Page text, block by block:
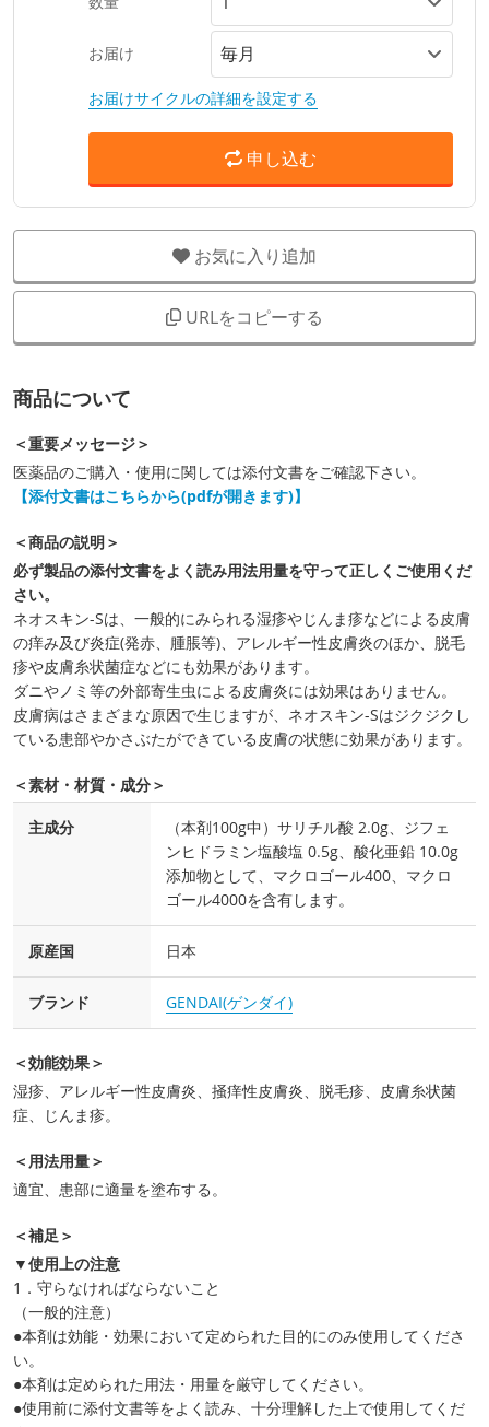
お届け
お届けサイクルの詳細を設定する
申し込む
お気に入り追加
URLをコピーする
商品について
＜重要メッセージ＞
医薬品のご購入・使用に関しては添付文書をご確認下さい。
【添付文書はこちらから(pdfが開きます)】
＜商品の説明＞
必ず製品の添付文書をよく読み用法用量を守って正しくご使用くだ
さい。
ネオスキン-Sは、一般的にみられる湿疹やじんま疹などによる皮膚
の痒み及び炎症(発赤、腫脹等)、アレルギー性皮膚炎のほか、脱毛
疹や皮膚糸状菌症などにも効果があります。
ダニやノミ等の外部寄生虫による皮膚炎には効果はありません。
皮膚病はさまざまな原因で生じますが、ネオスキン-Sはジクジクし
ている患部やかさぶたができている皮膚の状態に効果があります。
＜素材・材質・成分＞
主成分
（本剤100g中）サリチル酸 2.0g、ジフェ
ンヒドラミン塩酸塩 0.5g、酸化亜鉛 10.0g
添加物として、マクロゴール400、マクロ
ゴール4000を含有します。
原産国 日本
ブランド GENDAI(ゲンダイ)
＜効能効果＞
湿疹、アレルギー性皮膚炎、掻痒性皮膚炎、脱毛疹、皮膚糸状菌
症、じんま疹。
＜用法用量＞
適宜、患部に適量を塗布する。
＜補足＞
▼使用上の注意
1．守らなければならないこと
（一般的注意）
●本剤は効能・効果において定められた目的にのみ使用してくださ
い。
●本剤は定められた用法・用量を厳守してください。
●使用前に添付文書等をよく読み、十分理解した上で使用してくだ